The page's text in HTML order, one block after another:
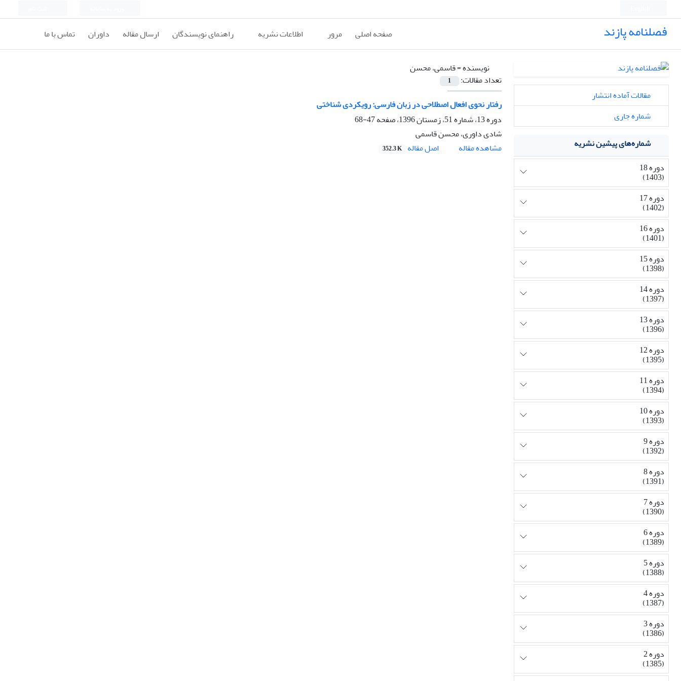
فصلنامه پازند صفحه اصلی مرور اطلاعات نشریه راهنمای نویسندگان ارسال مقاله داوران تماس با ما
نویسنده =قاسمی، محسن
تعداد مقالات:
1
رفتار نحوی افعال اصطلاحی در زبان فارسی: رویکردی شناختی
دوره 13، شماره 51، زمستان 1396، صفحه
47-68
شادی داوری، محسن قاسمی
مشاهده مقاله
اصل مقاله 352.3 K
مقالات آماده انتشار
شماره جاری
شماره‌های پیشین نشریه
دوره 18
(1403)
دوره 17
(1402)
دوره 16
(1401)
دوره 15
(1398)
دوره 14
(1397)
دوره 13
(1396)
دوره 12
(1395)
دوره 11
(1394)
دوره 10
(1393)
دوره 9
(1392)
دوره 8
(1391)
دوره 7
(1390)
دوره 6
(1389)
دوره 5
(1388)
دوره 4
(1387)
دوره 3
(1386)
دوره 2
(1385)